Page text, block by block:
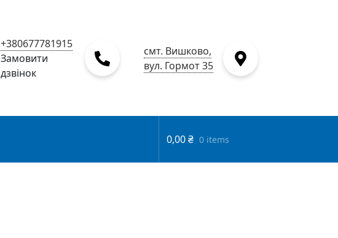
+380677781915
Замовити
дзвінок
смт. Вишково,
вул. Гормот 35
0,00₴ 0 items